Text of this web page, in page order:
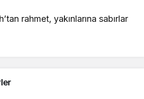
rahmet, yakınlarına sabırlar